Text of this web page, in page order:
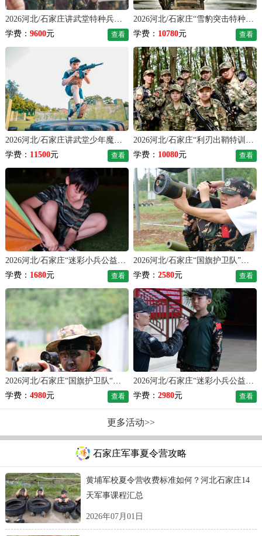
2026河北/石家庄讲武堂特种兵精英夏令营（35天）
学费： 9600元 查看
2026河北/石家庄“雪豹突击特种兵”夏令营（28天）
学费： 10780元 查看
学费： 11500元 查看
学费： 10080元 查看
学费： 1680元 查看
学费：2580元 查看
2026河北/石家庄“国旗护卫队“军事夏令营（14天）
学费： 4980元 查看
2026河北/石家庄“迷彩小兵公益”军事夏令营（14天）
学费：2980元 查看
更多活动>>
石家庄军事夏令营攻略
黄埔军校夏令营收费标准如何？河北石家庄14
天军事课程汇总
2026年07月01日